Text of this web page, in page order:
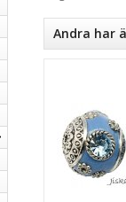
Andra har